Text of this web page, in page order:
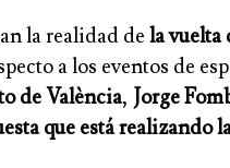
la realidad de la vuelta
a los eventos de
de València, Jorge
que está realizando